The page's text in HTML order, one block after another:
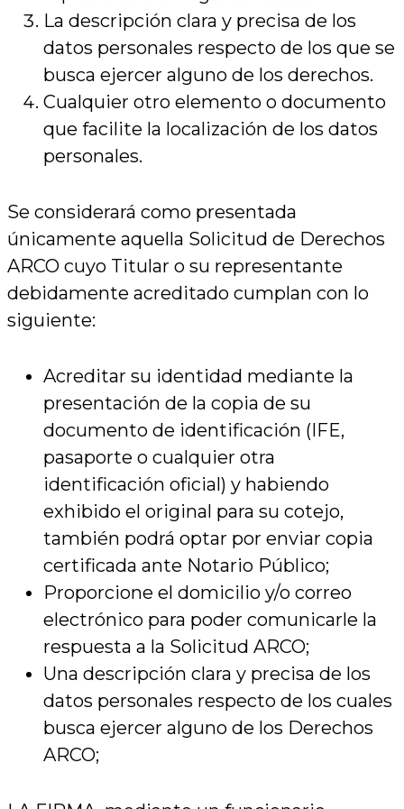
La descripción clara y precisa de los
datos personales respecto de los que se
busca ejercer alguno de los derechos.
Cualquier otro elemento o documento
que facilite la localización de los datos
personales.
Se considerará como presentada
únicamente aquella Solicitud de Derechos
ARCO cuyo Titular o su representante
debidamente acreditado cumplan con lo
siguiente:
Acreditar su identidad mediante la
presentación de la copia de su
documento de identificación (IFE,
pasaporte o cualquier otra
identificación oficial) y habiendo
exhibido el original para su cotejo,
también podrá optar por enviar copia
certificada ante Notario Público;
Proporcione el domicilio y/o correo
electrónico para poder comunicarle la
respuesta a la Solicitud ARCO;
Una descripción clara y precisa de los
datos personales respecto de los cuales
busca ejercer alguno de los Derechos
ARCO;